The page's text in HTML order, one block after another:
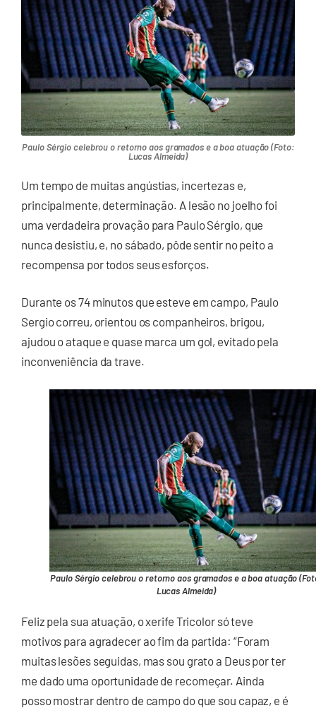
Paulo Sérgio celebrou o retorno aos gramados e a boa atuação (Foto:
Lucas Almeida)
Um tempo de muitas angústias, incertezas e,
principalmente, determinação. A lesão no joelho foi
uma verdadeira provação para Paulo Sérgio, que
nunca desistiu, e, no sábado, pôde sentir no peito a
recompensa por todos seus esforços.
Durante os 74 minutos que esteve em campo, Paulo
Sergio correu, orientou os companheiros, brigou,
ajudou o ataque e quase marca um gol, evitado pela
inconveniência da trave.
Paulo Sérgio celebrou o retorno aos gramados e a boa atuação
Lucas Almeida)
Feliz pela sua atuação, o xerife Tricolor só teve
motivos para agradecer ao fim da partida: “Foram
muitas lesões seguidas, mas sou grato a Deus por ter
me dado uma oportunidade de recomeçar. Ainda
posso mostrar dentro de campo do que sou capaz, e é